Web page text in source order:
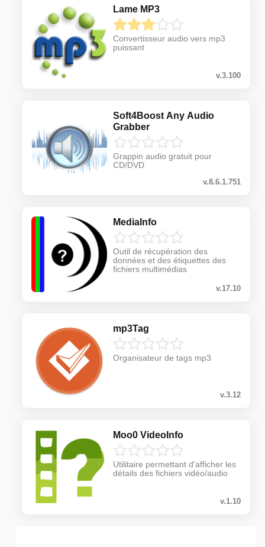
Lame MP3
Convertisseur audio vers mp3
puissant
v.3.100
Soft4Boost Any Audio
Grabber
Grappin audio gratuit pour
CD/DVD
v.8.6.1.751
MediaInfo
Outil de récupération des
données et des étiquettes des
fichiers multimédias
v.17.10
mp3Tag
Organisateur de tags mp3
v.3.12
Moo0 VideoInfo
Utilitaire permettant d'afficher les
détails des fichiers vidéo/audio
v.1.10